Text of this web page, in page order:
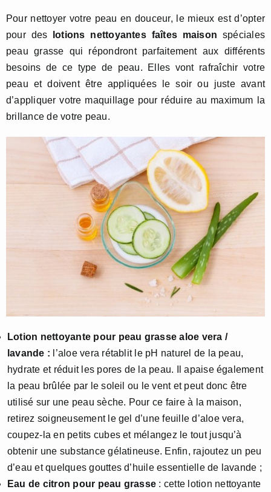
Pour nettoyer votre peau en douceur, le mieux est d’opter
pour des
lotions nettoyantes faîtes maison spéciales
peau grasse qui répondront parfaitement aux différents
besoins de ce type de peau. Elles vont rafraîchir votre
peau et doivent être appliquées le soir ou juste avant
d’appliquer votre maquillage pour réduire au maximum la
brillance de votre peau.
Lotion nettoyante pour peau grasse aloe vera /
lavande : l’aloe vera rétablit le pH naturel de la peau,
hydrate et réduit les pores de la peau. Il apaise également
la peau brûlée par le soleil ou le vent et peut donc être
utilisé sur une peau sèche. Pour ce faire à la maison,
retirez soigneusement le gel d’une feuille d’aloe vera,
coupez-la en petits cubes et mélangez le tout jusqu’à
obtenir une substance gélatineuse. Enfin, rajoutez un peu
d’eau et quelques gouttes d’huile essentielle de lavande ;
Eau de citron pour peau grasse : cette lotion nettoyante